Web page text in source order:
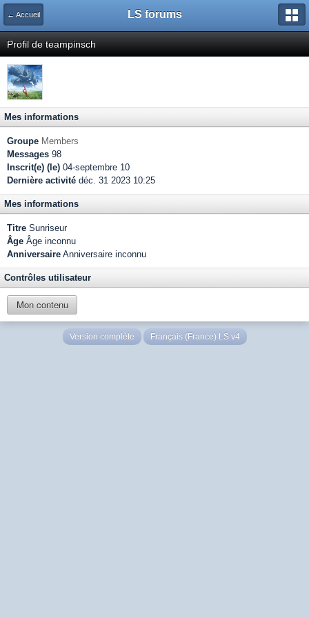
← Accueil LS forums
Profil de teampinsch
Mes informations
Groupe Members
Messages 98
Inscrit(e) (le) 04-septembre 10
Dernière activité déc. 31 2023 10:25
Mes informations
Titre Sunriseur
Âge Âge inconnu
Anniversaire Anniversaire inconnu
Contrôles utilisateur
Mon contenu
Version complète Français (France) LS v4